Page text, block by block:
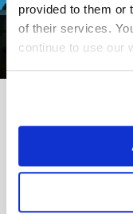
provided to them or
of their services.
continue to use our
von 4